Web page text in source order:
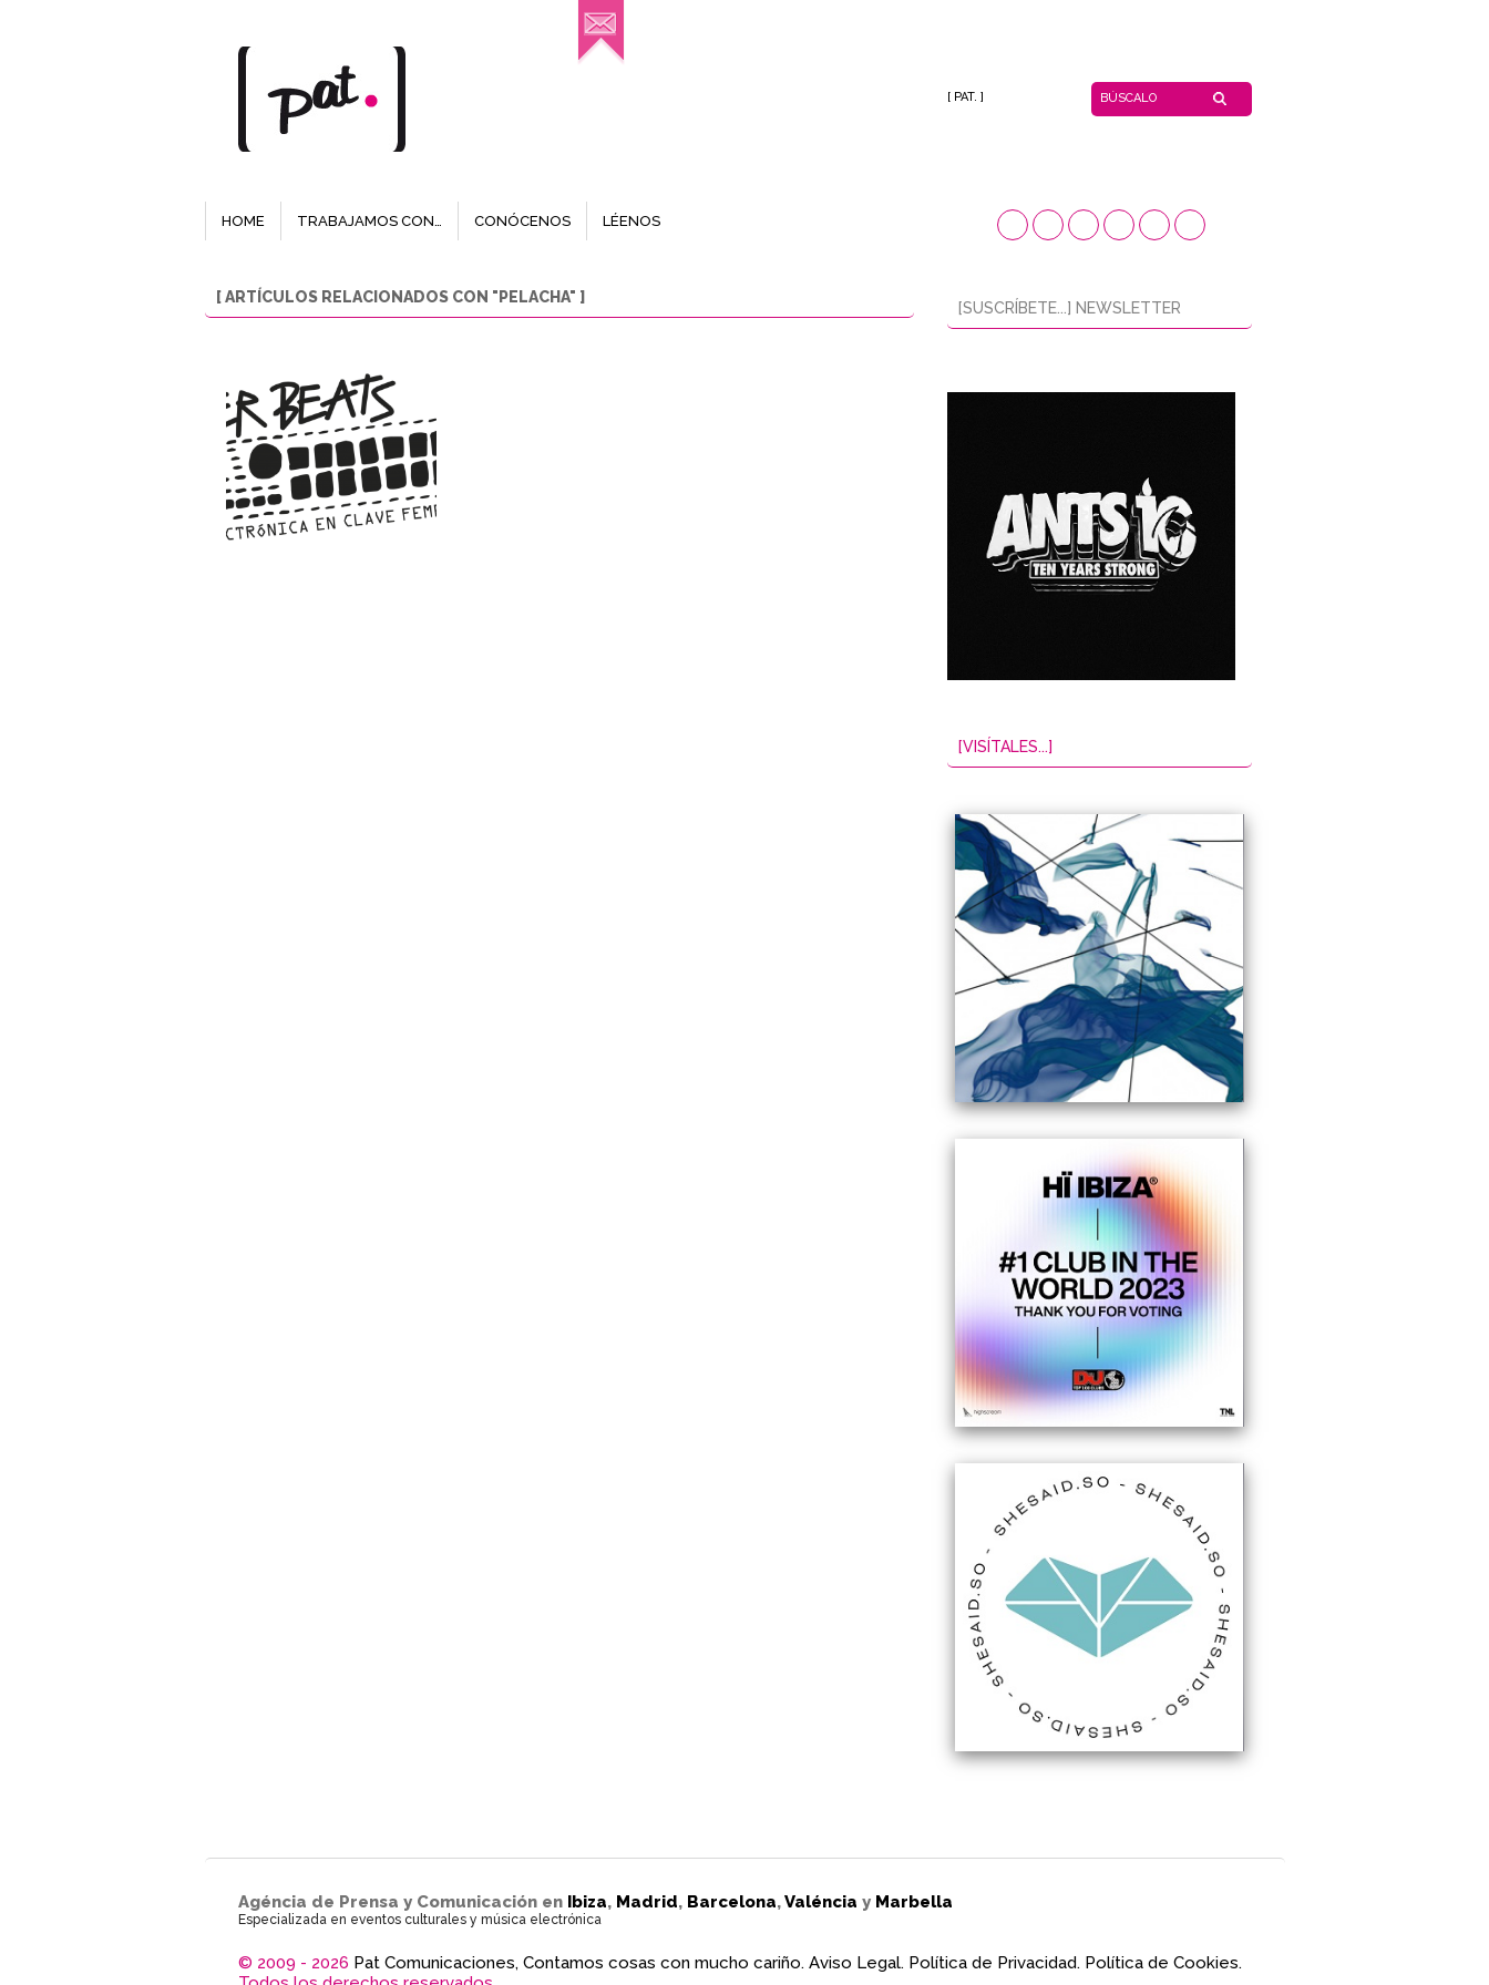
[ PAT. ]
HOME TRABAJAMOS CON… CONÓCENOS LÉENOS
[ ARTÍCULOS RELACIONADOS CON "PELACHA" ]
[SUSCRÍBETE...] NEWSLETTER
[VISÍTALES...]
Agéncia de Prensa y Comunicación en Ibiza, Madrid, Barcelona,Valéncia y Marbella
Especializada en eventos culturales y música electrónica
© 2009 - 2026 Pat Comunicaciones, Contamos cosas con mucho cariño. Aviso Legal. Política de Privacidad. Política de Cookies.